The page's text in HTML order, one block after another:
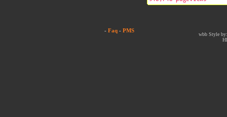
- Faq - PMS
wbb Style